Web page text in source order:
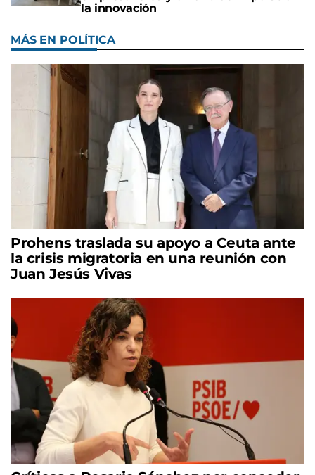
la innovación
MÁS EN POLÍTICA
Prohens traslada su apoyo a Ceuta ante
la crisis migratoria en una reunión con
Juan Jesús Vivas